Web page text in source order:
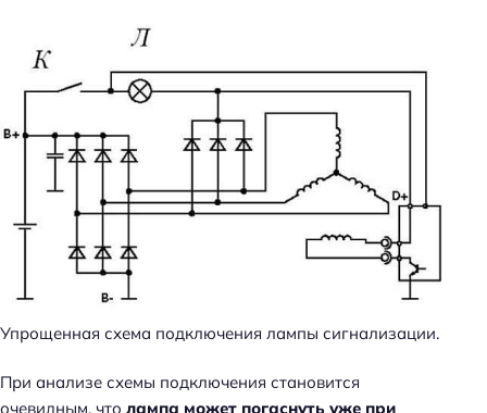
Упрощенная схема подключения лампы сигнализации.
При анализе схемы подключения становится
очевидным, что лампа может погаснуть уже при